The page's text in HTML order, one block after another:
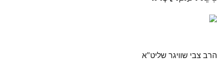
הרב צבי שוויגר שליט"א